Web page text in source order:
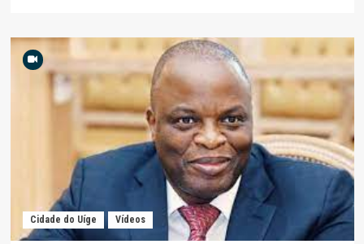
SME
ABORDA
CONSEQUÊNCIAS
DE
IMIGRAÇÃO
ILEGAL
AUTORIDADES
TRADICIONAIS
Cidade do Uíge Vídeos